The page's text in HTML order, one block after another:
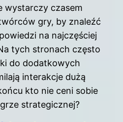
wystarczy czasem
gry, by znaleźć
na najczęściej
tych stronach często
do dodatkowych
interakcje dużą
kto nie ceni sobie
strategicznej?